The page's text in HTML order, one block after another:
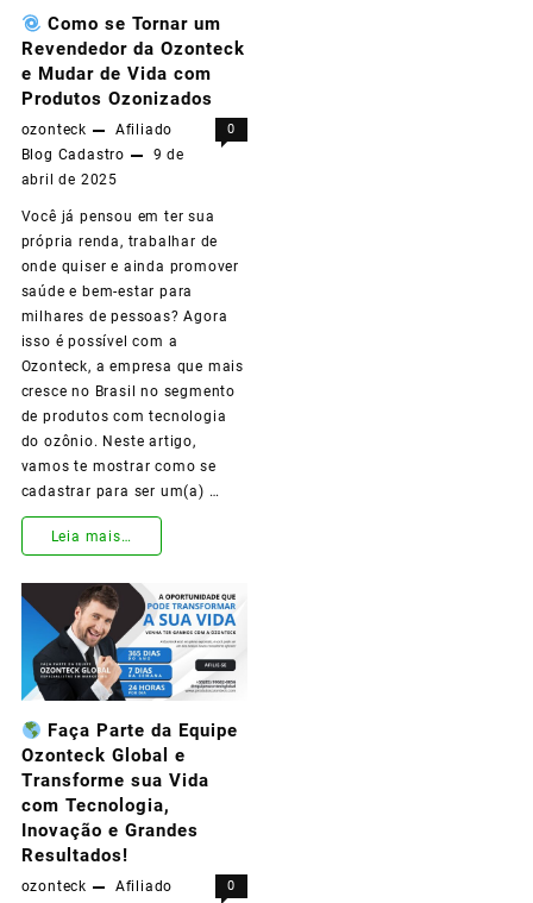
da
Ozonteck
e
Sua
Vida
com
Produtos
que
Realmente
Fazem
Diferença!
Como se Tornar um
Revendedor da Ozonteck
e Mudar de Vida com
Produtos Ozonizados
ozonteck
Afiliado
Blog Cadastro
9 de
abril de 2025
0
Você já pensou em ter sua
própria renda, trabalhar de
onde quiser e ainda promover
saúde e bem-estar para
milhares de pessoas? Agora
isso é possível com a
Ozonteck, a empresa que mais
cresce no Brasil no segmento
de produtos com tecnologia
do ozônio. Neste artigo,
vamos te mostrar como se
cadastrar para ser um(a) …
Tornar
Revendedor
Ozonteck
e
Mudar
Leia mais…
Faça Parte da Equipe
Ozonteck Global e
Transforme sua Vida
com Tecnologia,
Inovação e Grandes
Resultados!
ozonteck Afiliado 0